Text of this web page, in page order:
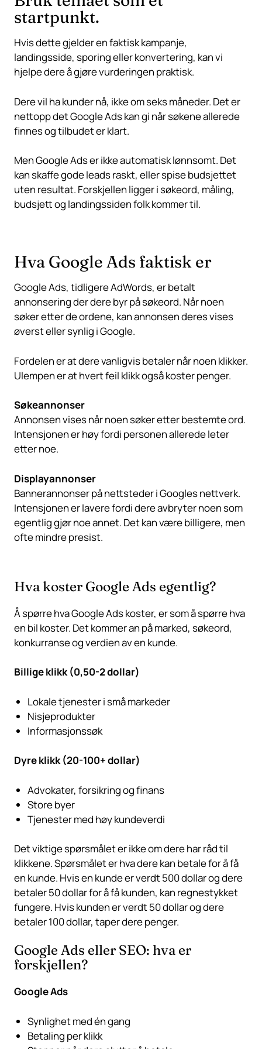
startpunkt.
Hvis dette gjelder en faktisk kampanje,
landingsside, sporing eller konvertering, kan vi
hjelpe dere å gjøre vurderingen praktisk.
Dere vil ha kunder nå, ikke om seks måneder. Det er
nettopp det Google Ads kan gi når søkene allerede
finnes og tilbudet er klart.
Men Google Ads er ikke automatisk lønnsomt. Det
kan skaffe gode leads raskt, eller spise budsjettet
uten resultat. Forskjellen ligger i søkeord, måling,
budsjett og landingssiden folk kommer til.
Hva Google Ads faktisk er
Google Ads, tidligere AdWords, er betalt
annonsering der dere byr på søkeord. Når noen
søker etter de ordene, kan annonsen deres vises
øverst eller synlig i Google.
Fordelen er at dere vanligvis betaler når noen klikker.
Ulempen er at hvert feil klikk også koster penger.
Søkeannonser
Annonsen vises når noen søker etter bestemte ord.
Intensjonen er høy fordi personen allerede leter
etter noe.
Displayannonser
Bannerannonser på nettsteder i Googles nettverk.
Intensjonen er lavere fordi dere avbryter noen som
egentlig gjør noe annet. Det kan være billigere, men
ofte mindre presist.
Hva koster Google Ads egentlig?
Å spørre hva Google Ads koster, er som å spørre hva
en bil koster. Det kommer an på marked, søkeord,
konkurranse og verdien av en kunde.
Billige klikk (0,50-2 dollar)
Lokale tjenester i små markeder
Nisjeprodukter
Informasjonssøk
Dyre klikk (20-100+ dollar)
Advokater, forsikring og finans
Store byer
Tjenester med høy kundeverdi
Det viktige spørsmålet er ikke om dere har råd til
klikkene. Spørsmålet er hva dere kan betale for å få
en kunde. Hvis en kunde er verdt 500 dollar og dere
betaler 50 dollar for å få kunden, kan regnestykket
fungere. Hvis kunden er verdt 50 dollar og dere
betaler 100 dollar, taper dere penger.
Google Ads eller SEO: hva er
forskjellen?
Google Ads
Synlighet med én gang
Betaling per klikk